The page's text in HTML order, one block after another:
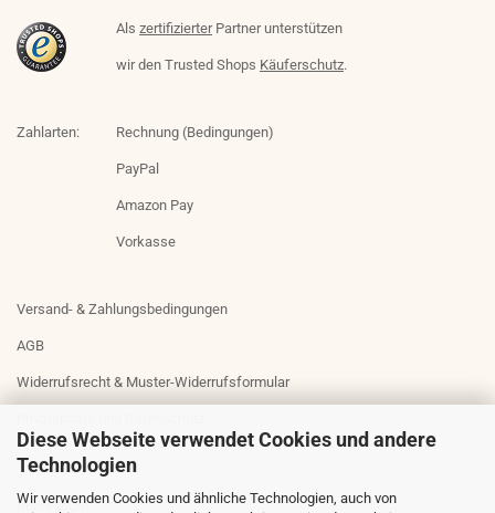
Diese Webseite verwendet Cookies und andere
Technologien
Wir verwenden Cookies und ähnliche Technologien, auch von
Als zertifizierterPartner unterstützen
wir den Trusted Shops Käuferschutz.
Zahlarten: Rechnung (Bedingungen)
PayPal
Amazon Pay
Vorkasse
Versand- & Zahlungsbedingungen
AGB
Widerrufsrecht & Muster-Widerrufsformular
Impressum